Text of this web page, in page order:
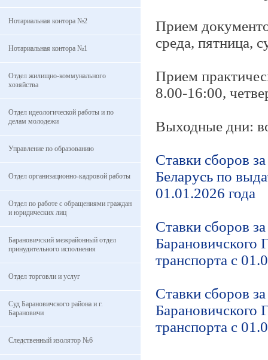
Нотариальная контора №2
Нотариальная контора №1
Отдел жилищно-коммунального
хозяйства
Отдел идеологической работы и по
делам молодежи
Управление по образованию
Отдел организационно-кадровой работы
Отдел по работе с обращениями граждан
и юридических лиц
Барановичский межрайонный отдел
принудительного исполнения
Отдел торговли и услуг
Суд Барановичского района и г.
Барановичи
Следственный изолятор №6
Прием
среда, пятница,
Прием
8.00-16:00,
Выходные дни:
Ставки сборов
Беларусь по
01.01.2026 года
Ставки сборов
Барановичского
транспорта с
Ставки сборов
Барановичского
транспорта с